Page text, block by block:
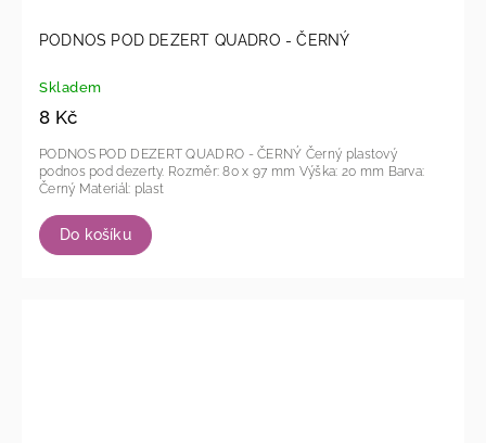
PODNOS POD DEZERT QUADRO - ČERNÝ
Skladem
8 Kč
Do košíku
PODNOS POD DEZERT QUADRO - ČERNÝ Černý plastový
podnos pod dezerty. Rozměr: 80 x 97 mm Výška: 20 mm Barva:
Černý Materiál: plast